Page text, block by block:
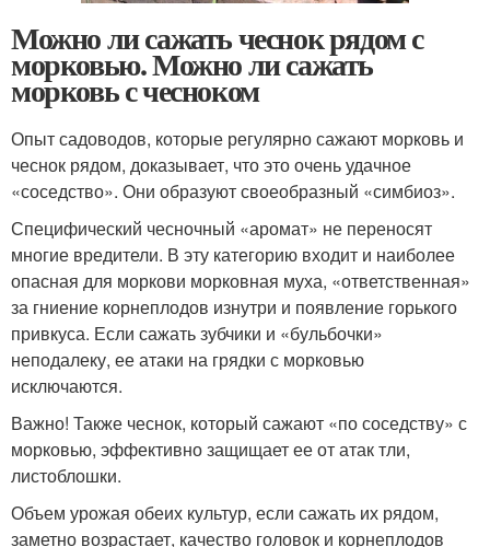
Можно ли сажать чеснок рядом с
морковью. Можно ли сажать
морковь с чесноком
Опыт садоводов, которые регулярно сажают морковь и
чеснок рядом, доказывает, что это очень удачное
«соседство». Они образуют своеобразный «симбиоз».
Специфический чесночный «аромат» не переносят
многие вредители. В эту категорию входит и наиболее
опасная для моркови морковная муха, «ответственная»
за гниение корнеплодов изнутри и появление горького
привкуса. Если сажать зубчики и «бульбочки»
неподалеку, ее атаки на грядки с морковью
исключаются.
Важно! Также чеснок, который сажают «по соседству» с
морковью, эффективно защищает ее от атак тли,
листоблошки.
Объем урожая обеих культур, если сажать их рядом,
заметно возрастает, качество головок и корнеплодов